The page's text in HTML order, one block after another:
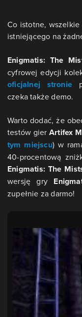
Co istotne,
istniejącego na
Enigmatis: The
cyfrowej edycji
oficjalnej stronie
czeka także demo.
Warto dodać, że
testów gierArtifex
tym miejscu) w
40-procentową
Enigmatis: The
wersję gry
zupełnie za darmo!